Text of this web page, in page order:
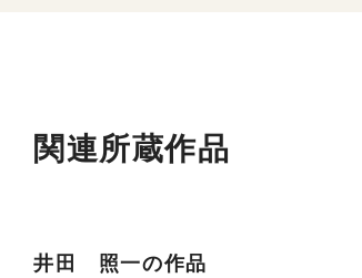
関連所蔵作品
井田 照一の作品